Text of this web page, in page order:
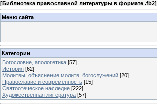
[Библиотека православной литературы в формате .fb2]
Меню сайта
Категории
Богословие, апологетика [57]
История [62]
Молитвы, объяснение молитв, богослужений [20]
Православие и современность [15]
Святоотеческое наследие [222]
Художественная литература [57]